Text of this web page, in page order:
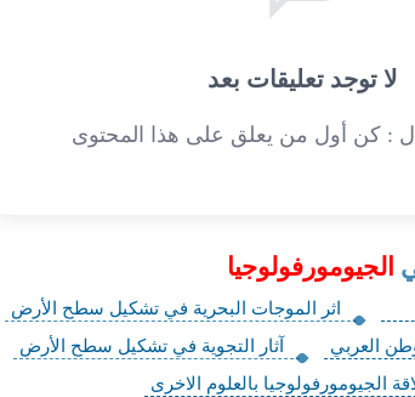
لا توجد تعليقات بعد
: كن أول من يعلق على هذا المحتوى
الجيومورفولوجيا
اثر الموجات البحرية في تشكيل سطح الأرض
العربي
آثار التجوية في تشكيل سطح الأرض
الجيومورفولوجيا بالعلوم الاخرى